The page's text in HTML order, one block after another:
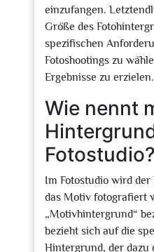
einzufangen.
Größe des
spezifischen
Fotoshootings zu
Ergebnisse zu erzielen.
Wie nennt
Fotostudio?
Im Fotostudio wird
das Motiv fotografiert
„Motivhintergrund“
bezieht sich auf die
Hintergrund, der dazu